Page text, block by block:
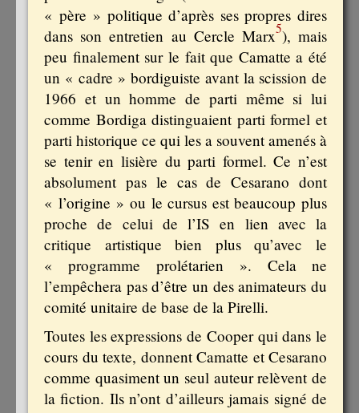
« père » politique d’après ses propres dires
dans son entretien au Cercle Marx5), mais
peu finalement sur le fait que Camatte a été
un « cadre » bordiguiste avant la scission de
1966 et un homme de parti même si lui
comme Bordiga distinguaient parti formel et
parti historique ce qui les a souvent amenés à
se tenir en lisière du parti formel. Ce n’est
absolument pas le cas de Cesarano dont
« l’origine » ou le cursus est beaucoup plus
proche de celui de l’IS en lien avec la
critique artistique bien plus qu’avec le
« programme prolétarien ». Cela ne
l’empêchera pas d’être un des animateurs du
comité unitaire de base de la Pirelli.
Toutes les expressions de Cooper qui dans le
cours du texte, donnent Camatte et Cesarano
comme quasiment un seul auteur relèvent de
la fiction. Ils n’ont d’ailleurs jamais signé de